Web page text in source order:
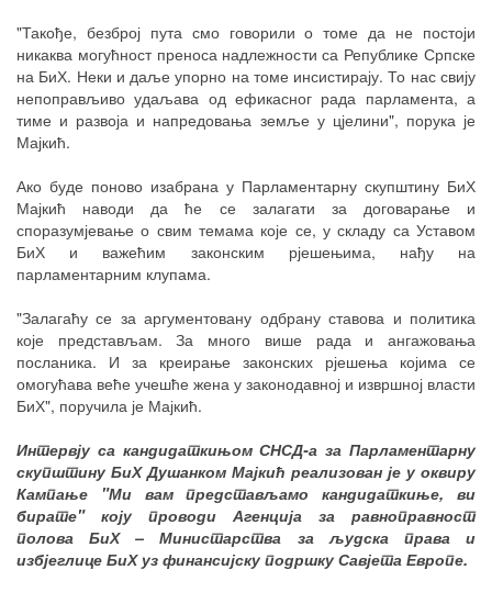
"Такође, безброј пута смо говорили о томе да не постоји
никаква могућност преноса надлежности са Републике Српске
на БиХ. Неки и даље упорно на томе инсистирају. То нас свију
непоправљиво удаљава од ефикасног рада парламента, а
тиме и развоја и напредовања земље у цјелини", порука је
Мајкић.
Ако буде поново изабрана у Парламентарну скупштину БиХ
Мајкић наводи да ће се залагати за договарање и
споразумјевање о свим темама које се, у складу са Уставом
БиХ и важећим законским рјешењима, нађу на
парламентарним клупама.
"Залагаћу се за аргументовану одбрану ставова и политика
које представљам. За много више рада и ангажовања
посланика. И за креирање законских рјешења којима се
омогућава веће учешће жена у законодавној и извршној власти
БиХ", поручила је Мајкић.
Интервју са кандидаткињом СНСД-а за Парламентарну
скупштину БиХ Душанком Мајкић реализован је у оквиру
Кампање "Ми вам представљамо кандидаткиње, ви
бирате" коју проводи Агенција за равноправност
полова БиХ – Министарства за људска права и
избјеглице БиХ уз финансијску подршку Савјета Европе.